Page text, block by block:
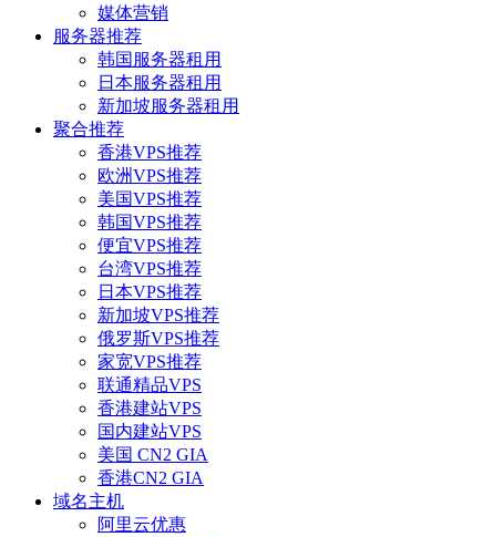
媒体营销
服务器推荐
韩国服务器租用
日本服务器租用
新加坡服务器租用
聚合推荐
香港VPS推荐
欧洲VPS推荐
美国VPS推荐
韩国VPS推荐
便宜VPS推荐
台湾VPS推荐
日本VPS推荐
新加坡VPS推荐
俄罗斯VPS推荐
家宽VPS推荐
联通精品VPS
香港建站VPS
国内建站VPS
美国 CN2 GIA
香港CN2 GIA
域名主机
阿里云优惠